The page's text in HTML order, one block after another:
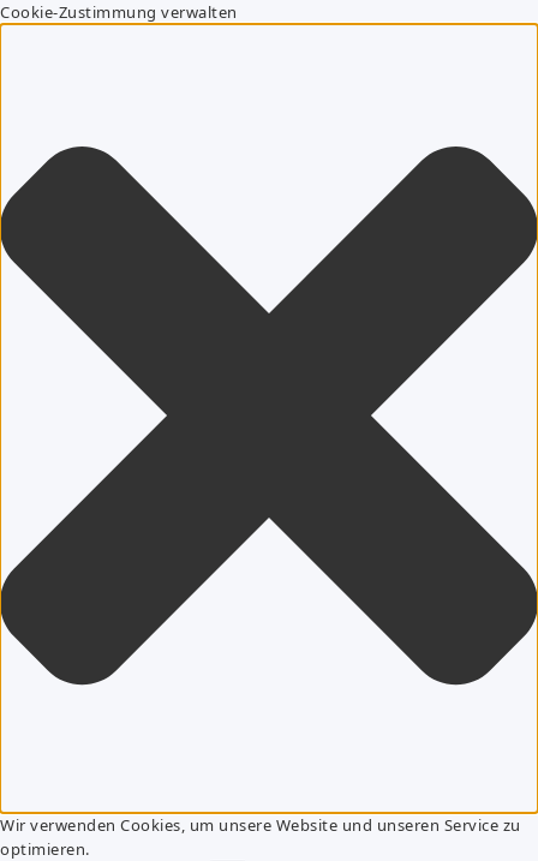
Cookie-Zustimmung verwalten
Wir verwenden Cookies, um unsere Website und unseren Service zu
optimieren.